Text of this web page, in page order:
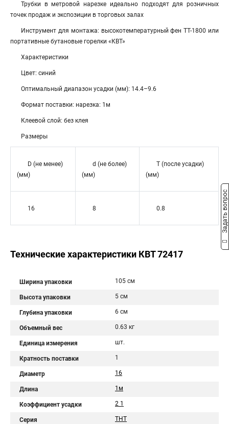
Трубки в метровой нарезке идеально подходят для розничных
точек продаж и экспозиции в торговых залах
Инструмент для монтажа: высокотемпературный фен ТТ-1800 или
портативные бутановые горелки «КВТ»
Характеристики
Цвет: синий
Оптимальный диапазон усадки (мм): 14.4–9.6
Формат поставки: нарезка: 1м
Клеевой слой: без клея
Размеры
D (не менее)
(мм)
d (не более)
(мм)
T (после усадки)
(мм)
16 8 0.8
Технические характеристики КВТ 72417
Ширина упаковки 105 см
Высота упаковки 5 см
Глубина упаковки 6 см
Объемный вес 0.63 кг
Единица измерения шт.
Кратность поставки 1
Диаметр 16
Длина 1м
Коэффициент усадки 2 1
Серия ТНТ
Задать вопрос